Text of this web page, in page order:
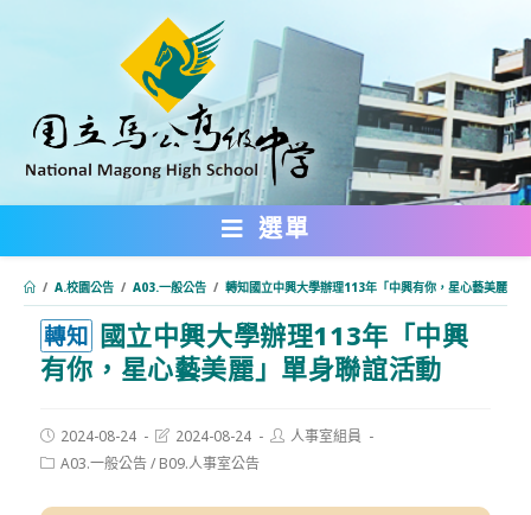
內
選單
/ A.校園公告 / A03.一般公告 / 轉知國立中興大學辦理113年「中興有你，星心藝美麗」
轉知 國立中興大學辦理113年「中興
有你，星心藝美麗」單身聯誼活動
Post
published:
2024-08-24
Post
modified:
2024-08-24
Post人事室組員
PostA03.一般公告/ B09.人事室公告